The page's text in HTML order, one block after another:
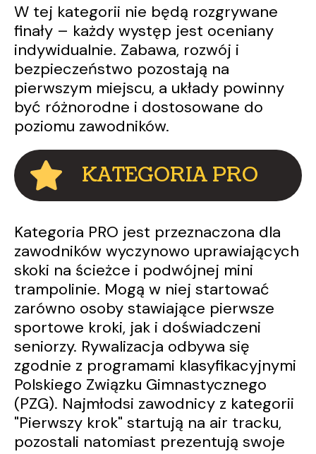
W tej kategorii nie będą rozgrywane
finały – każdy występ jest oceniany
indywidualnie. Zabawa, rozwój i
bezpieczeństwo pozostają na
pierwszym miejscu, a układy powinny
być różnorodne i dostosowane do
poziomu zawodników.
KATEGORIA PRO
Kategoria PRO jest przeznaczona dla
zawodników wyczynowo uprawiających
skoki na ścieżce i podwójnej mini
trampolinie. Mogą w niej startować
zarówno osoby stawiające pierwsze
sportowe kroki, jak i doświadczeni
seniorzy. Rywalizacja odbywa się
zgodnie z programami klasyfikacyjnymi
Polskiego Związku Gimnastycznego
(PZG). Najmłodsi zawodnicy z kategorii
"Pierwszy krok" startują na air tracku,
pozostali natomiast prezentują swoje